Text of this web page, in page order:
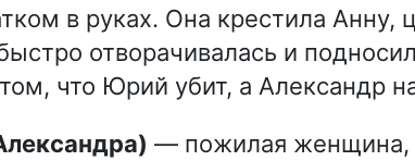
в руках. Она крестила Анну,
отворачивалась и
что Юрий убит, а Александр
— пожилая женщина,